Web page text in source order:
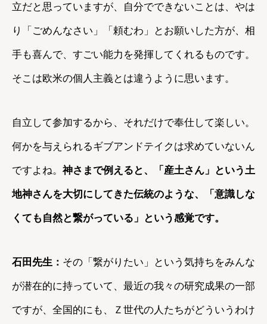
立だと思っていますが、自分でできないことは、やは
り「ごめんなさい」「頼むわ」とお願いした方が、相
手も喜んで、すごい能力を発揮してくれるものです。
そこは欧米の個人主義とは違うように思います。
自立して参加するから、それだけで奉仕して楽しい。
何かを与えられるギブアンドテイクは求めていないん
ですよね。神さまで例えると、「産土さん」という土
地神さんを大切にしてきた伝統のような、「意識しな
くても自然と繋がっている」という感覚です。
石田先生： その「繋がりたい」という気持ちをみんな
が潜在的に持っていて、最近の我々の研究成果の一部
ですが、全国的にも、Ｚ世代の人たちがどういうわけ